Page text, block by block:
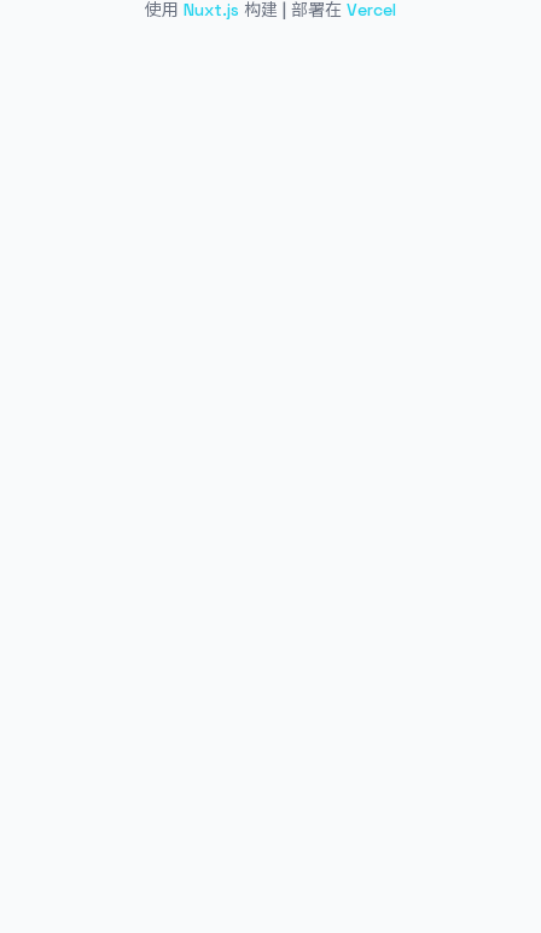
使用 Nuxt.js 构建 | 部署在 Vercel